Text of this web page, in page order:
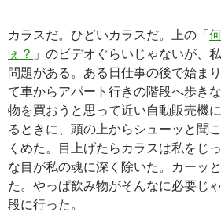
カラスだ。ひどいカラスだ。上の「
ぇ？ 」のビデオぐらいじゃないが、
問題がある。ある日仕事の後で始ま
て車からアパート行きの階段へ歩き
物を買おうと思って近い自動販売機
るときに、頭の上からシューッと聞
くめた。目上げたらカラスは私をじ
な目が私の魂に深く除いた。カーッ
た。やっぱ飲み物がそんなに必要じ
段に行った。